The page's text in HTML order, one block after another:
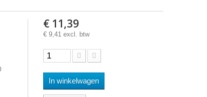
€ 11,39
€ 9,41 excl. btw
In winkelwagen